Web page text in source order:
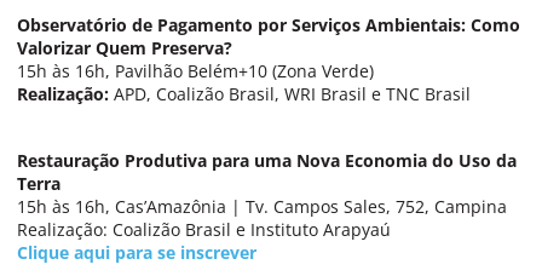
Observatório de Pagamento por Serviços Ambientais: Como
Valorizar Quem Preserva?
15h às 16h, Pavilhão Belém+10 (Zona Verde)
Realização: APD, Coalizão Brasil, WRI Brasil e TNC Brasil
Restauração Produtiva para uma Nova Economia do Uso da
Terra
15h às 16h, Cas’Amazônia | Tv. Campos Sales, 752, Campina
Realização: Coalizão Brasil e Instituto Arapyaú
Clique aqui para se inscrever